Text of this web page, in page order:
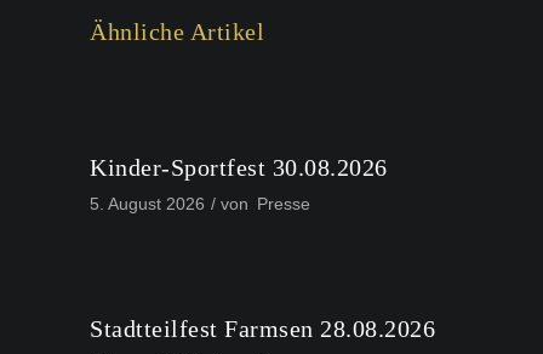
Ähnliche Artikel
Kinder-Sportfest 30.08.2026
5. August 2026 von Presse
Stadtteilfest Farmsen 28.08.2026